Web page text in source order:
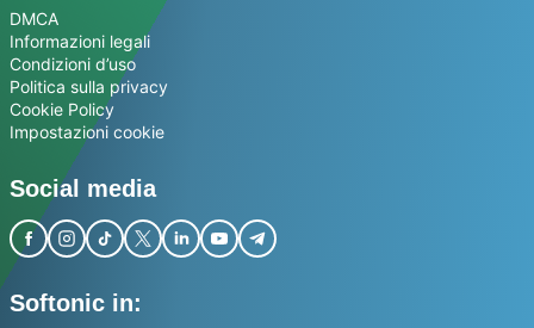
DMCA
Informazioni legali
Condizioni d’uso
Politica sulla privacy
Cookie Policy
Impostazioni cookie
Social media
Softonic in: